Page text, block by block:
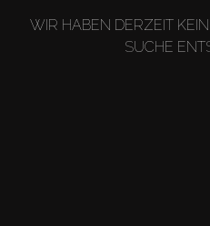
WIR HABEN DERZEIT
SUCHE